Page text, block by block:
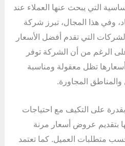
التي يبحث عنها العملاء عند
وفي هذا المجال، تبرز شركة
التي تقدم أفضل الأسعار
الرغم من أن الشركة توفر
تظل معقولة ومناسبة
والمناطق المجاورة.
على التكيف مع احتياجات
بتقديم عروض أسعار مرنة
متطلبات العميل. كما تعتمد